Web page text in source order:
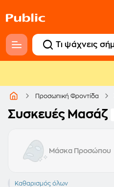
Προσωπική Φροντίδα
Συσκευές Μασάζ
Μάσκα Προσώπου
Για Αυχένα
Καθαρισμός όλων